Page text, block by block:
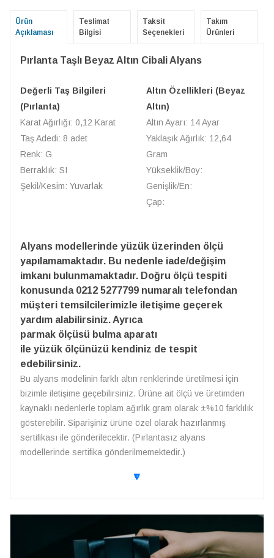
Ürün
Açıklaması
Teslimat
Bilgisi
Taksit
Seçenekleri
Takım
Ürünleri
Pırlanta Taşlı Beyaz Altın Cibali Alyans
Değerli Taş Bilgileri
(Pırlanta)
Karat Ağırlığı: 0,12 Karat
Taş Adedi: 8 adet
Renk: G
Berraklık: SI
Şekil/Kesim: Yuvarlak
Altın Özellikleri (Beyaz
Altın)
Altın Ayarı: 14 Ayar
Yaklaşık Ağırlık: 12,64
Gram
Yükseklik/Boy:
Genişlik/En:
Çap:
Alyans modellerinde yüzük üzerinden ölçü
yapılamamaktadır. Bu nedenle iade/değişim
imkanı bulunmamaktadır. Doğru ölçü tespiti
konusunda 0212 5277799 numaralı telefondan
müşteri temsilcilerimizle iletişime geçerek
yardım alabilirsiniz. Ayrıca
parmak ölçüsü bulma aparatı
ile yüzük ölçünüzü kendiniz de tespit
edebilirsiniz.
Bu alyans modelinin farklı altın renklerinde üretilmesi için
bizimle iletişime geçebilirsiniz. Ürüne ait ölçü ve üretimden
kaynaklı nedenlerle toplam ağırlık gram olarak ±%10 farklılık
gösterebilir. Siparişiniz ürüne özel olarak hazırlanmış
sertifikası ile gönderilecektir. (Pırlantasız alyans
modellerinde sertifika gönderilmemektedir.)
🔽